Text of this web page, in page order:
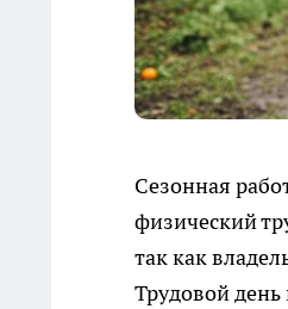
Сезонная
физический
так как
Трудовой день